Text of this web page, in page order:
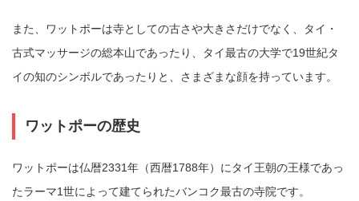
また、ワットポーは寺としての古さや大きさだけでなく、タイ・
古式マッサージの総本山であったり、タイ最古の大学で19世紀タ
イの知のシンボルであったりと、さまざまな顔を持っています。
ワットポーの歴史
ワットポーは仏暦2331年（西暦1788年）にタイ王朝の王様であっ
たラーマ1世によって建てられたバンコク最古の寺院です。